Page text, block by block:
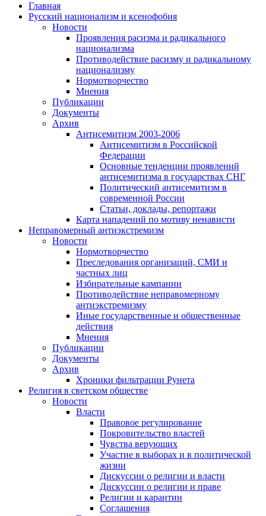
Главная
Русский национализм и ксенофобия
Новости
Проявления расизма и радикального
национализма
Противодействие расизму и радикальному
национализму
Нормотворчество
Мнения
Публикации
Документы
Архив
Антисемитизм 2003-2006
Антисемитизм в Российской
Федерации
Основные тенденции проявлений
антисемитизма в государствах СНГ
Политический антисемитизм в
современной России
Статьи, доклады, репортажи
Карта нападений по мотиву ненависти
Неправомерный антиэкстремизм
Новости
Нормотворчество
Преследования организаций, СМИ и
частных лиц
Избирательные кампании
Противодействие неправомерному
антиэкстремизму
Иные государственные и общественные
действия
Мнения
Публикации
Документы
Архив
Хроники фильтрации Рунета
Религия в светском обществе
Новости
Власти
Правовое регулирование
Покровительство властей
Чувства верующих
Участие в выборах и в политической
жизни
Дискуссии о религии и власти
Дискуссии о религии и праве
Религии и карантин
Соглашения